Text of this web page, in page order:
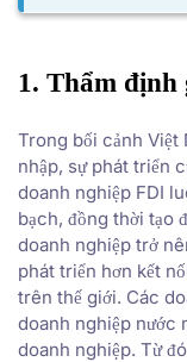
1. Thẩm định
Trong bối cảnh Việt
nhập, sự phát triển
doanh nghiệp FDI
bạch, đồng thời tạo
doanh nghiệp trở
phát triển hơn kết
trên thế giới. Các
doanh nghiệp nước
doanh nghiệp. Từ